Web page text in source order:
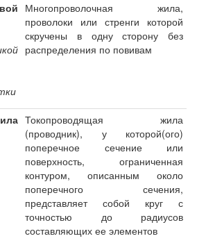
Многопроволочная жила,
проволоки или стренги которой
скручены в одну сторону без
распределения по повивам
Токопроводящая жила
(проводник), у которой(ого)
поперечное сечение или
поверхность, ограниченная
контуром, описанным около
поперечного сечения,
представляет собой круг с
точностью до радиусов
составляющих ее элементов